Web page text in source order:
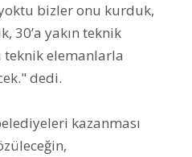
bizler onu kurduk,
30’a yakın teknik
teknik elemanlarla
dedi.
kazanması